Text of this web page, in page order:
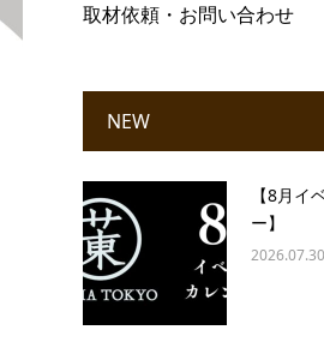
取材依頼・お問い合わせ
NEW
【8月イ
ー】
2026.07.30